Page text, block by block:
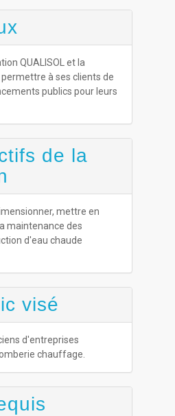
QUALISOL et la
à ses clients de
publics pour leurs
de la
mettre en
maintenance des
d'eau chaude
visé
d'entreprises
chauffage.